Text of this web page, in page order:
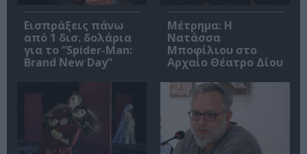
Εισπράξεις πάνω
από 1 δισ. δολάρια
για το “Spider-Man:
Brand New Day”
Μέτρημα: Η
Νατάσσα
Μποφίλιου στο
Αρχαίο Θέατρο Δίου